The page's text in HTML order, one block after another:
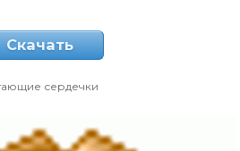
Скачать
сердечки